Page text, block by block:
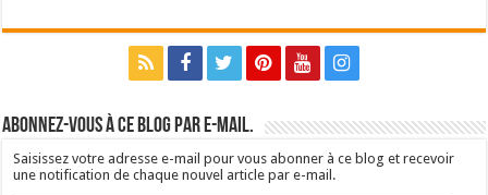
Abonnez-vous à ce blog par e-mail.
Saisissez votre adresse e-mail pour vous abonner à ce blog et recevoir
une notification de chaque nouvel article par e-mail.